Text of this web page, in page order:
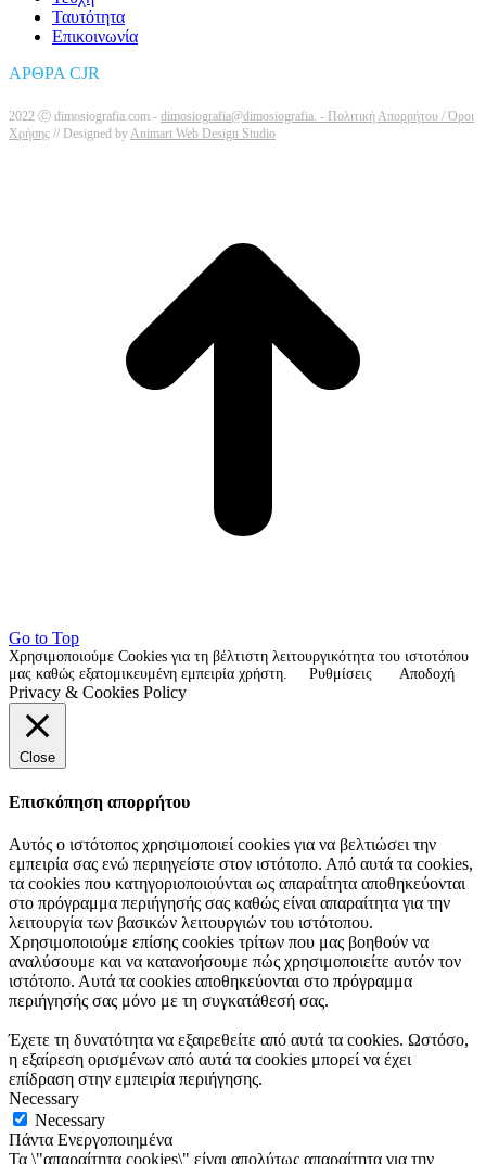
Ταυτότητα
Επικοινωνία
ΑΡΘΡΑ CJR
2022 Ⓒ dimosiografia.com - dimosiografia@dimosiografia. - Πολιτική Απορρήτου / Όροι
Χρήσης // Designed byAnimart Web Design Studio
Go to Top
Χρησιμοποιούμε Cookies για τη βέλτιστη λειτουργικότητα του ιστοτόπου
μας καθώς εξατομικευμένη εμπειρία χρήστη.
Ρυθμίσεις Αποδοχή
Privacy & Cookies Policy
Close
Επισκόπηση απορρήτου
Αυτός ο ιστότοπος χρησιμοποιεί cookies για να βελτιώσει την
εμπειρία σας ενώ περιηγείστε στον ιστότοπο. Από αυτά τα cookies,
τα cookies που κατηγοριοποιούνται ως απαραίτητα αποθηκεύονται
στο πρόγραμμα περιήγησής σας καθώς είναι απαραίτητα για την
λειτουργία των βασικών λειτουργιών του ιστότοπου.
Χρησιμοποιούμε επίσης cookies τρίτων που μας βοηθούν να
αναλύσουμε και να κατανοήσουμε πώς χρησιμοποιείτε αυτόν τον
ιστότοπο. Αυτά τα cookies αποθηκεύονται στο πρόγραμμα
περιήγησής σας μόνο με τη συγκατάθεσή σας.
Έχετε τη δυνατότητα να εξαιρεθείτε από αυτά τα cookies. Ωστόσο,
η εξαίρεση ορισμένων από αυτά τα cookies μπορεί να έχει
επίδραση στην εμπειρία περιήγησης.
Necessary
Necessary
Πάντα Ενεργοποιημένα
Τα \"απαραίτητα cookies\" είναι απολύτως απαραίτητα για την